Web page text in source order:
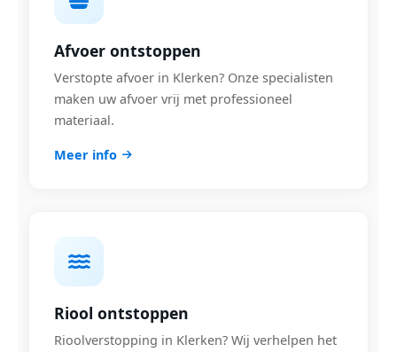
Afvoer ontstoppen
Verstopte afvoer in Klerken? Onze specialisten
maken uw afvoer vrij met professioneel
materiaal.
Meer info
Riool ontstoppen
Rioolverstopping in Klerken? Wij verhelpen het